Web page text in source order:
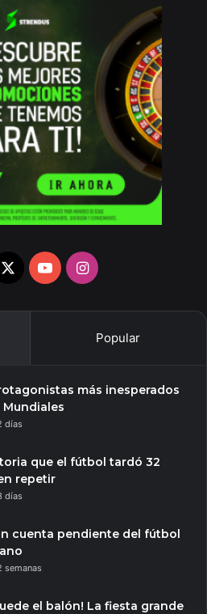
X YouTubeInstagram
Popular
más inesperados
Mundiales
días
que el fútbol tardó 32
repetir
días
cuenta pendiente del fútbol
semanas
el balón! La fiesta grande